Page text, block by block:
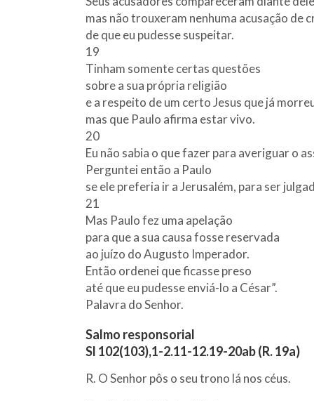
mas não trouxeram nenhuma acusação de
de que eu pudesse suspeitar.
19
Tinham somente certas questões
sobre a sua própria religião
e a respeito de um certo Jesus que já
mas que Paulo afirma estar vivo.
20
Eu não sabia o que fazer para averiguar o
Perguntei então a Paulo
se ele preferia ir a Jerusalém, para ser
21
Mas Paulo fez uma apelação
para que a sua causa fosse reservada
ao juízo do Augusto Imperador.
Então ordenei que ficasse preso
até que eu pudesse enviá-lo a César”.
Palavra do Senhor.
Salmo responsorial
Sl 102(103),1-2.11-12.19-20ab (R. 19a)
R. O Senhor pôs o seu trono lá nos céus.